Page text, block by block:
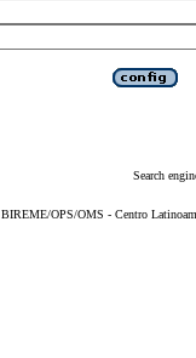
Search
BIREME/OPS/OMS - Centro